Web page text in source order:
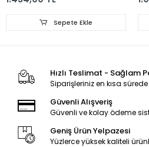
LB65047 V1_03,
TPT650UA-QVN06
Sepete Ekle
Hızlı Teslimat - Sağlam
Siparişleriniz en kısa sürede
Güvenli Alışveriş
Güvenli ve kolay ödeme
Geniş Ürün Yelpazesi
Yüzlerce yüksek kaliteli